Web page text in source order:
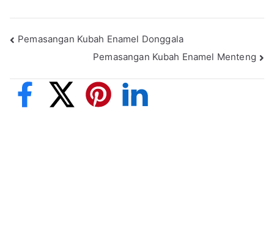
Post
navigation
Pemasangan Kubah Enamel Donggala
Pemasangan Kubah Enamel Menteng